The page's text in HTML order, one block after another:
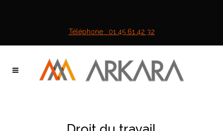
Téléphone : 01 45 61 42 32